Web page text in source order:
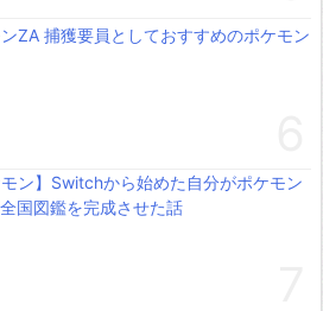
ZA 捕獲要員としておすすめのポケモン
モン】Switchから始めた自分がポケモン
国図鑑を完成させた話